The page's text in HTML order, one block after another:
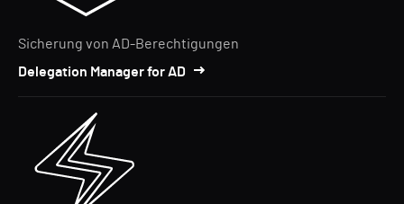
Sicherung von AD-Berechtigungen
Delegation Manager for AD